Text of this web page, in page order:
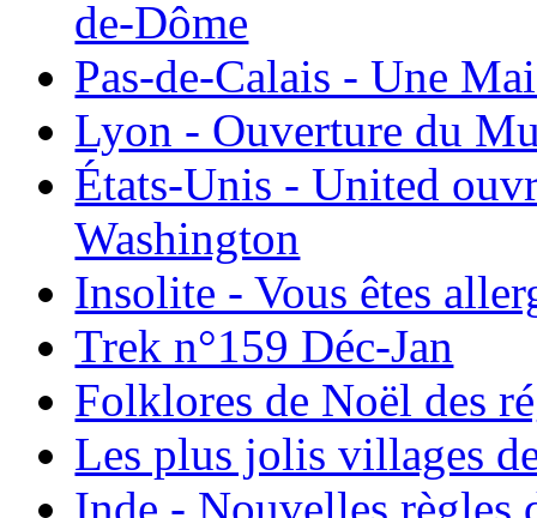
de-Dôme
Pas-de-Calais - Une
Lyon - Ouverture du
États-Unis - United
Washington
Insolite - Vous êtes
Trek n°159 Déc-Jan
Folklores de Noël des
Les plus jolis villages
Inde - Nouvelles règles